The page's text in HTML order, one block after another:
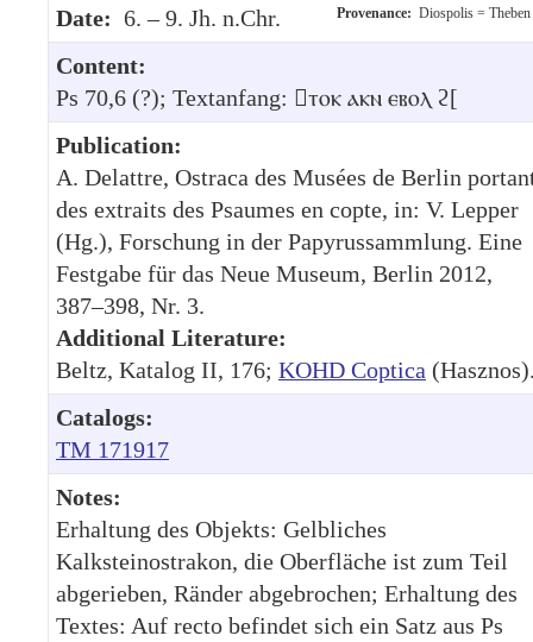
Date: 6. – 9. Jh. n.Chr. Provenance: Diospolis = Theben
Content:
Ps 70,6 (?); Textanfang: ⲧⲟⲕ ⲁⲕⲛ ⲉⲃⲟⲗ ϩ[
Publication:
A. Delattre, Ostraca des Musées de Berlin
des extraits des Psaumes en copte, in: V. Lepper
(Hg.), Forschung in der Papyrussammlung. Eine
Festgabe für das Neue Museum, Berlin 2012,
387–398, Nr. 3.
Additional Literature:
Beltz, Katalog II, 176; KOHD Coptica
Catalogs:
TM 171917
Notes:
Erhaltung des Objekts: Gelbliches
Kalksteinostrakon, die Oberfläche ist zum Teil
abgerieben, Ränder abgebrochen; Erhaltung des
Textes: Auf recto befindet sich ein Satz aus Ps